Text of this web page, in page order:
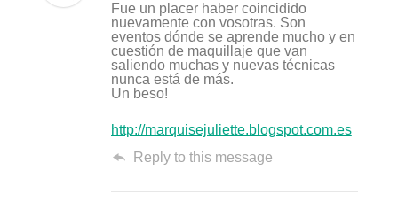
Fue un placer haber coincidido
nuevamente con vosotras. Son
eventos dónde se aprende mucho y en
cuestión de maquillaje que van
saliendo muchas y nuevas técnicas
nunca está de más.
Un beso!
http://marquisejuliette.blogspot.com.es
Reply to this message